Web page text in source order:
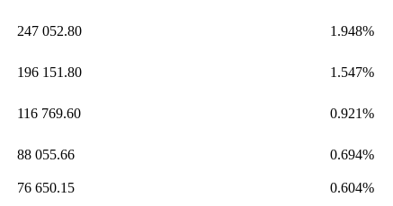
247 052.80 1.948%
196 151.80 1.547%
116 769.60 0.921%
88 055.66 0.694%
76 650.15 0.604%